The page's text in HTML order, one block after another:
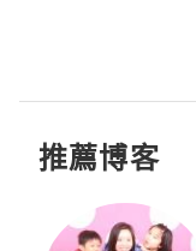
推薦博客